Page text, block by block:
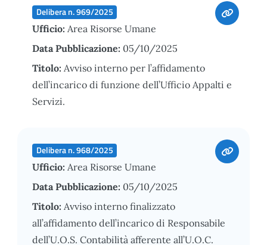
Delibera n. 969/2025
Ufficio: Area Risorse Umane
Data Pubblicazione: 05/10/2025
Titolo: Avviso interno per l’affidamento
dell’incarico di funzione dell’Ufficio Appalti e
Servizi.
Delibera n. 968/2025
Ufficio: Area Risorse Umane
Data Pubblicazione: 05/10/2025
Titolo: Avviso interno finalizzato
all’affidamento dell’incarico di Responsabile
dell’U.O.S. Contabilità afferente all’U.O.C.